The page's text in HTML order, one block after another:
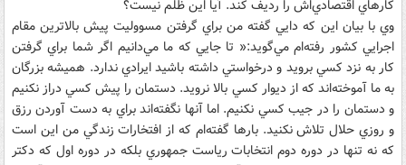
کارهاي اقتصادي‌اش را رديف کند. آيا اين ظلم نيست؟
وي با بيان اين که دايي گفته من براي گرفتن مسووليت پيش بالاترين مقام
اجرايي کشور رفته‌ام مي‌گويد:« تا جايي که ما مي‌دانيم اگر شما براي گرفتن
کار به نزد کسي برويد و درخواستي داشته باشيد ايرادي ندارد. هميشه بزرگان
به ما آموخته‌اند که از ديوار کسي بالا نرويد. دستمان را پيش کسي دراز نکنيم
و دستمان را در جيب کسي نکنيم. اما آنها نگفته‌اند براي به دست آوردن رزق
و روزي حلال تلاش نکنيد. بارها گفته‌ام که از افتخارات زندگي من اين است
که نه تنها در دوره دوم انتخابات رياست جمهوري بلکه در دوره اول که دکتر